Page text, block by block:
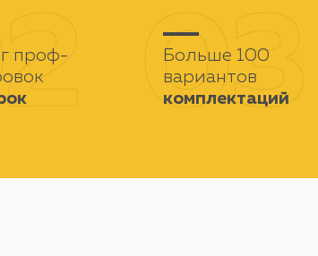
проф-
03
Больше 100
вариантов
комплектаций